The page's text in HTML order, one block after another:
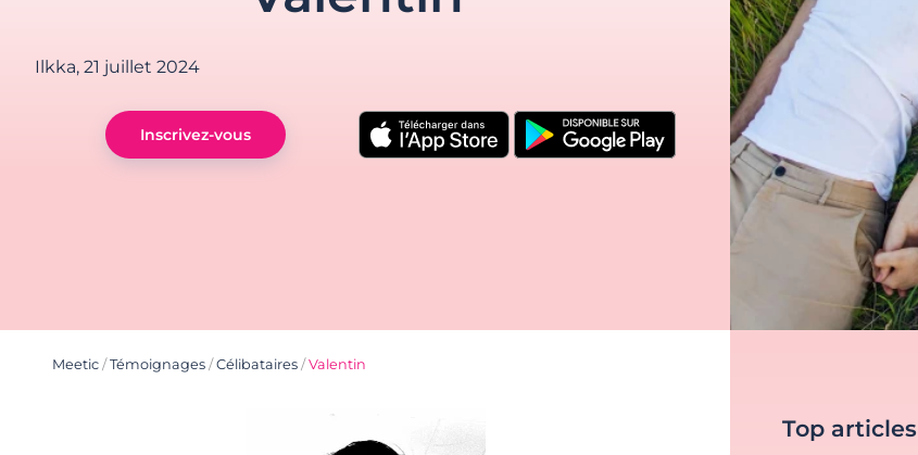
Ilkka, 21 juillet 2024
Inscrivez-vous
Meetic /Témoignages /Célibataires /Valentin
Top articles